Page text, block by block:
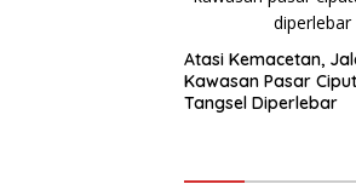
Atasi Kemacetan,
Kawasan Pasar
Tangsel Diperlebar